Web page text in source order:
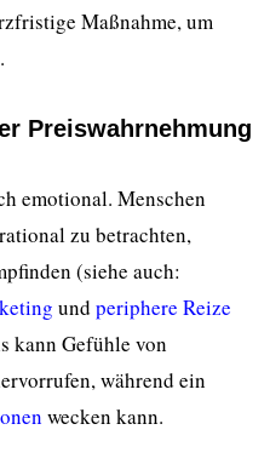
Maßnahme, um
Preiswahrnehmung
emotional. Menschen
zu betrachten,
(siehe auch:
und periphere Reize
kann Gefühle von
während ein
wecken kann.